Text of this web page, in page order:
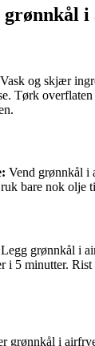
grønnkål
Vask og skjær
Tørk
Vend grønnkål i
bare nok olje
Legg grønnkål i
i 5 minutter.
grønnkål i